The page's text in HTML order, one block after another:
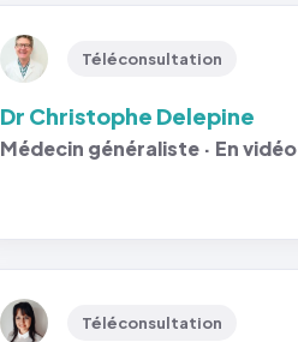
Téléconsultation
Dr Christophe Delepine
Médecin généraliste · En vidéo
Téléconsultation